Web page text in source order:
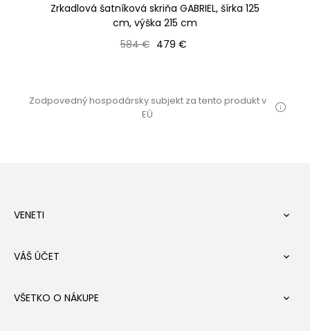
Zrkadlová šatníková skriňa GABRIEL, šírka 125
cm, výška 215 cm
Bežná cena
584 € Cena
479 €
Zodpovedný hospodársky subjekt za tento produkt v
EÚ
VENETI 
VÁŠ ÚČET 
VŠETKO O NÁKUPE 